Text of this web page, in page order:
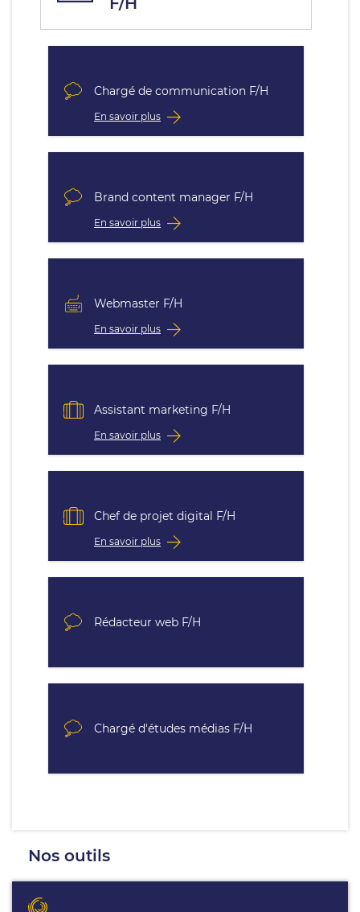
Chargé de communication F/H
En savoir plus
Brand content manager F/H
En savoir plus
Webmaster F/H
En savoir plus
Assistant marketing F/H
En savoir plus
Chef de projet digital F/H
En savoir plus
Rédacteur web F/H
Chargé d'études médias F/H
Nos outils